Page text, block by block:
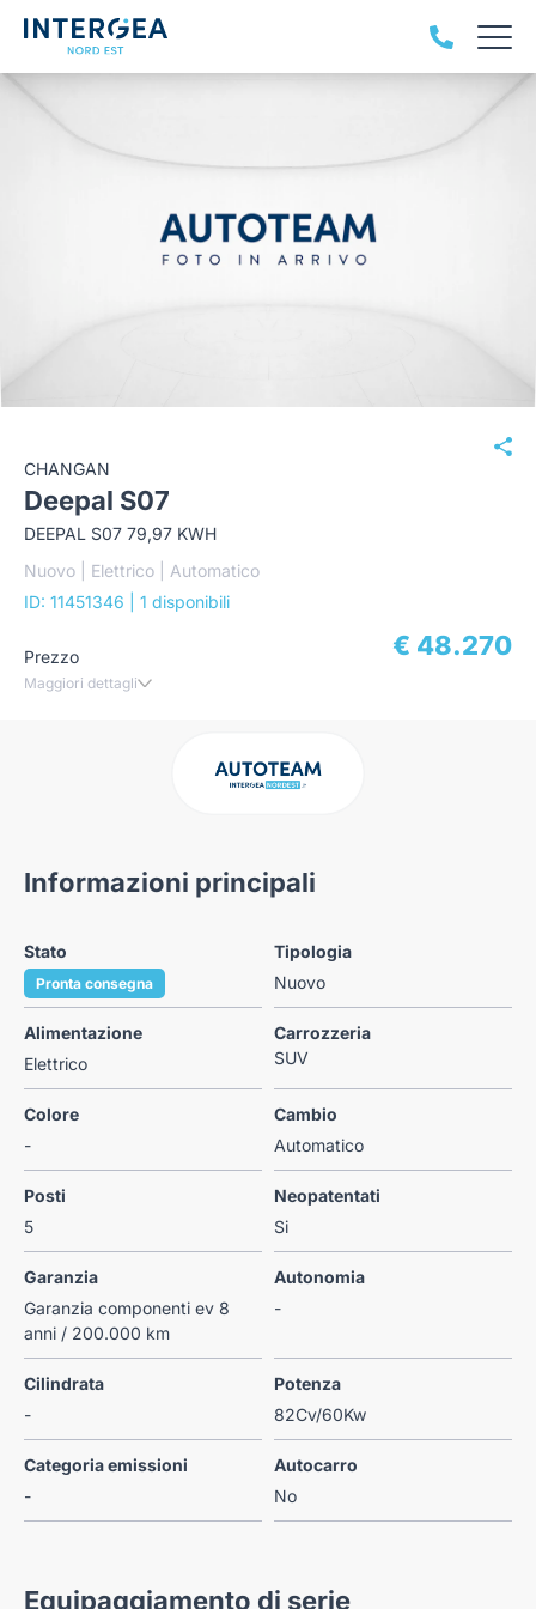
CHANGAN
Deepal S07
DEEPAL S07 79,97 KWH
Nuovo | Elettrico | Automatico
ID: 11451346
| 1 disponibili
Prezzo
Maggiori dettagli
€ 48.270
Informazioni principali
Stato
Pronta consegna
Tipologia
Nuovo
Alimentazione
Elettrico
Carrozzeria
SUV
Colore
-
Cambio
Automatico
Posti
5
Neopatentati
Si
Garanzia
Garanzia componenti ev 8
anni / 200.000 km
Autonomia
-
Cilindrata
-
Potenza
82Cv/60Kw
Categoria emissioni
-
Autocarro
No
Equipaggiamento di serie